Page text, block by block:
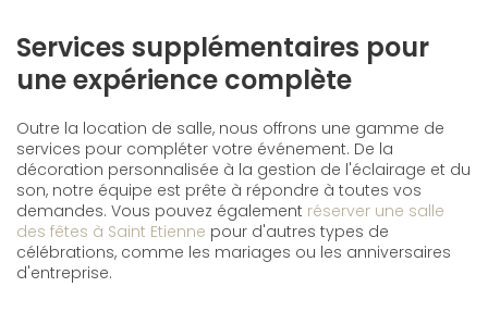
Services supplémentaires pour
une expérience complète
Outre la location de salle, nous offrons une gamme de
services pour compléter votre événement. De la
décoration personnalisée à la gestion de l'éclairage et du
son, notre équipe est prête à répondre à toutes vos
demandes. Vous pouvez également réserver une salle
des fêtes à Saint Etienne pour d'autres types de
célébrations, comme les mariages ou les anniversaires
d'entreprise.